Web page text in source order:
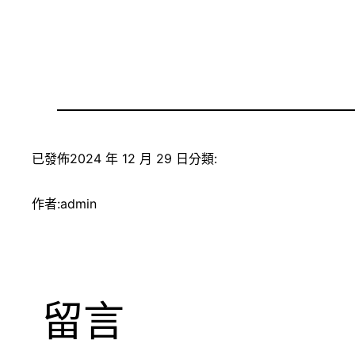
已發佈2024 年 12 月 29 日 分類:
作者:admin
留言